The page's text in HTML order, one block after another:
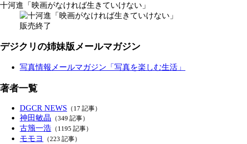
十河進「映画がなければ生きていけない」
販売終了
デジクリの姉妹版メールマガジン
写真情報メールマガジン「写真を楽しむ生活」
著者一覧
DGCR NEWS （17 記事）
神田敏晶 （349 記事）
古籏一浩 （1195 記事）
モモヨ （223 記事）